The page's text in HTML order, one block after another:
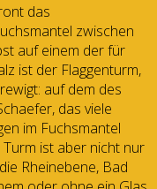
das
zwischen
auf einem der für
ist der Flaggenturm,
auf dem des
das viele
im Fuchsmantel
ist aber nicht nur
Rheinebene, Bad